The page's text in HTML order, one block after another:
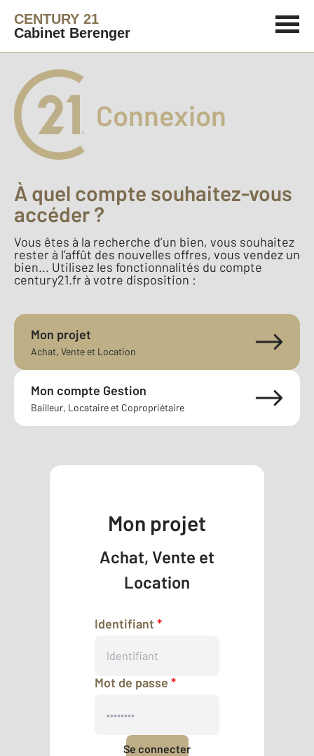
CENTURY 21
Cabinet Berenger
Connexion
À quel compte souhaitez-vous
accéder ?
Vous êtes à la recherche d’un bien, vous souhaitez
rester à l’affût des nouvelles offres, vous vendez un
bien... Utilisez les fonctionnalités du compte
century21.fr à votre disposition :
Mon projet
Achat, Vente et Location
Mon compte Gestion
Bailleur, Locataire et Copropriétaire
Mon projet
Achat, Vente et
Location
Identifiant *
Mot de passe *
Se connecter